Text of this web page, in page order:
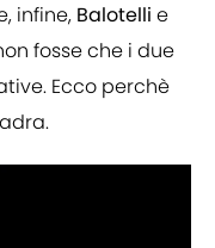
infine, Balotelli e
fosse che i due
Ecco perchè